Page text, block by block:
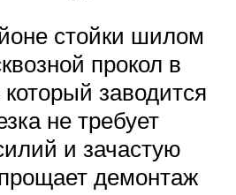
стойки шилом
прокол в
который заводится
не требует
и зачастую
демонтаж